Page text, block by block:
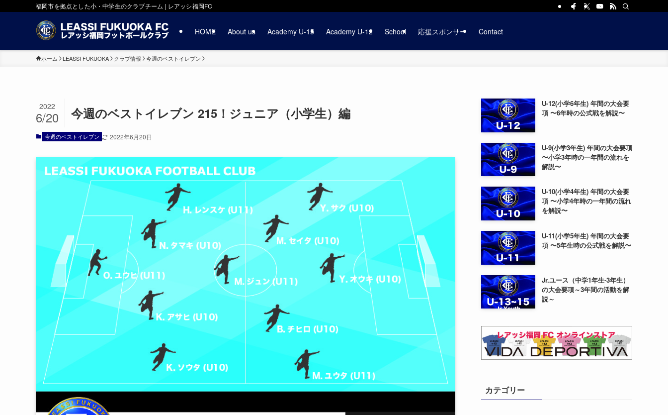
福岡市を拠点とした小・中学生のクラブチーム | レアッシ福岡FC
HOME About us Academy U-15 Academy U-12 School 応援スポンサー Contact
ホーム LEASSI FUKUOKA クラブ情報 今週のベストイレブン
今週のベストイレブン 215！ジュニア（小学生）編
2022
6/20
今週のベストイレブン 2022年6月20日
U-12(小学6年生) 年間の大会要
項 〜6年時の公式戦を解説〜
U-9(小学3年生) 年間の大会要項
〜小学3年時の一年間の流れを
解説〜
U-10(小学4年生) 年間の大会要
項 〜小学4年時の一年間の流れ
を解説〜
U-11(小学5年生) 年間の大会要
項 〜5年生時の公式戦を解説〜
Jr.ユース（中学1年生-3年生）
の大会要項～3年間の活動を解
説～
カテゴリー